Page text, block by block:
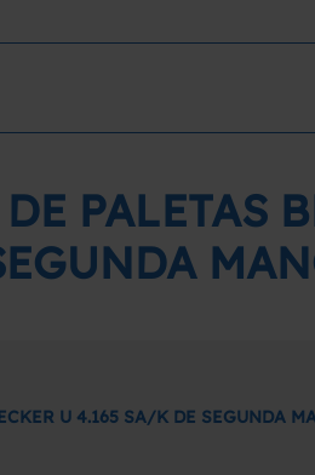
PALETAS
U 4.165 SA/K DE SEGUNDA